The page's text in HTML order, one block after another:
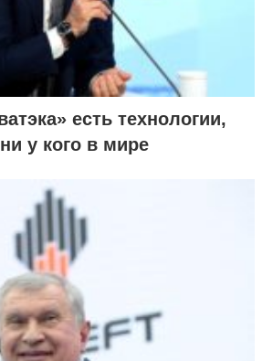
есть технологии,
у кого в мире